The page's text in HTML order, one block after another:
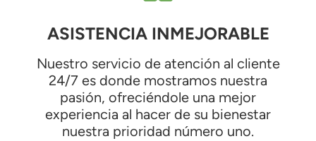
ASISTENCIA INMEJORABLE
Nuestro servicio de atención al cliente
24/7 es donde mostramos nuestra
pasión, ofreciéndole una mejor
experiencia al hacer de su bienestar
nuestra prioridad número uno.